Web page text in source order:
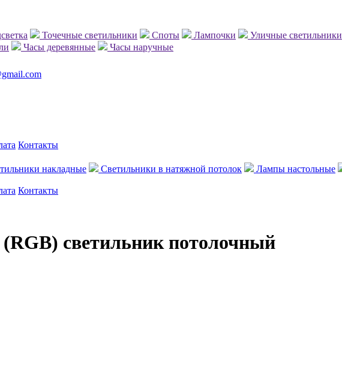
Точечные светильники Споты Лампочки Уличные светильники
Часы деревянные Часы наручные
Контакты
накладные Светильники в натяжной потолок Лампы настольные
Контакты
светильник потолочный